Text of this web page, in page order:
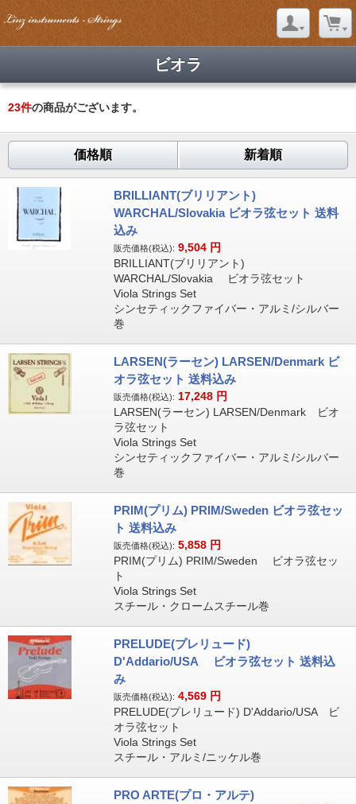
ビオラ
23件の商品がございます。
価格順 新着順
BRILLIANT(ブリリアント)
WARCHAL/Slovakia ビオラ弦セット 送料
込み
販売価格(税込): 9,504 円
BRILLIANT(ブリリアント)
WARCHAL/Slovakia ビオラ弦セット
Viola Strings Set
シンセティックファイバー・アルミ/シルバー
巻
LARSEN(ラーセン) LARSEN/Denmark ビ
オラ弦セット 送料込み
販売価格(税込): 17,248 円
LARSEN(ラーセン) LARSEN/Denmark ビオ
ラ弦セット
Viola Strings Set
シンセティックファイバー・アルミ/シルバー
巻
PRIM(プリム) PRIM/Sweden ビオラ弦セッ
ト 送料込み
販売価格(税込): 5,858 円
PRIM(プリム) PRIM/Sweden ビオラ弦セッ
ト
Viola Strings Set
スチール・クロームスチール巻
PRELUDE(プレリュード)
D'Addario/USA ビオラ弦セット 送料込
み
販売価格(税込): 4,569 円
PRELUDE(プレリュード) D'Addario/USA ビ
オラ弦セット
Viola Strings Set
スチール・アルミ/ニッケル巻
PRO ARTE(プロ・アルテ)